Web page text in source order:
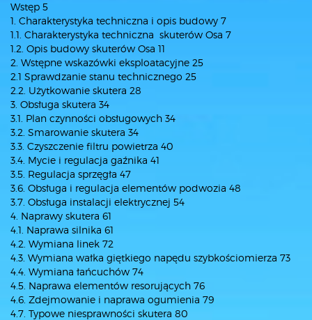
Wstęp 5
1. Charakterystyka techniczna i opis budowy 7
1.1. Charakterystyka techniczna skuterów Osa 7
1.2. Opis budowy skuterów Osa 11
2. Wstępne wskazówki eksploatacyjne 25
2.1 Sprawdzanie stanu technicznego 25
2.2. Użytkowanie skutera 28
3. Obsługa skutera 34
3.1. Plan czynności obsługowych 34
3.2. Smarowanie skutera 34
3.3. Czyszczenie filtru powietrza 40
3.4. Mycie i regulacja gaźnika 41
3.5. Regulacja sprzęgła 47
3.6. Obsługa i regulacja elementów podwozia 48
3.7. Obsługa instalacji elektrycznej 54
4. Naprawy skutera 61
4.1. Naprawa silnika 61
4.2. Wymiana linek 72
4.3. Wymiana wałka giętkiego napędu szybkościomierza 73
4.4. Wymiana łańcuchów 74
4.5. Naprawa elementów resorujących 76
4.6. Zdejmowanie i naprawa ogumienia 79
4.7. Typowe niesprawności skutera 80